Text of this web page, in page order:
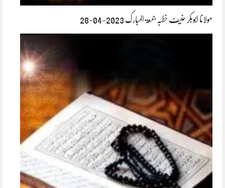
مولانا ابوبکر حنیف خطبہ جمعۃ المبارک 2023-04-28